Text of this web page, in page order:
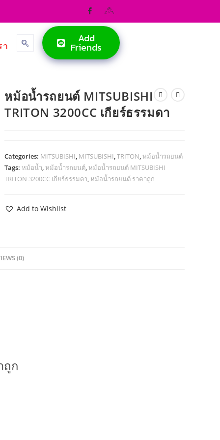
า
Add
Friends
หม้อน้ำรถยนต์ MITSUBISHI
TRITON 3200CC เกียร์ธรรมดา
Categories: MITSUBISHI, MITSUBISHI,TRITON,หม้อน้ำรถยนต์
Tags:หม้อน้ำ,หม้อน้ำรถยนต์,หม้อน้ำรถยนต์ MITSUBISHI
TRITON 3200CC เกียร์ธรรมดา,หม้อน้ำรถยนต์ ราคาถูก
Add to Wishlist
(0)
ถูก